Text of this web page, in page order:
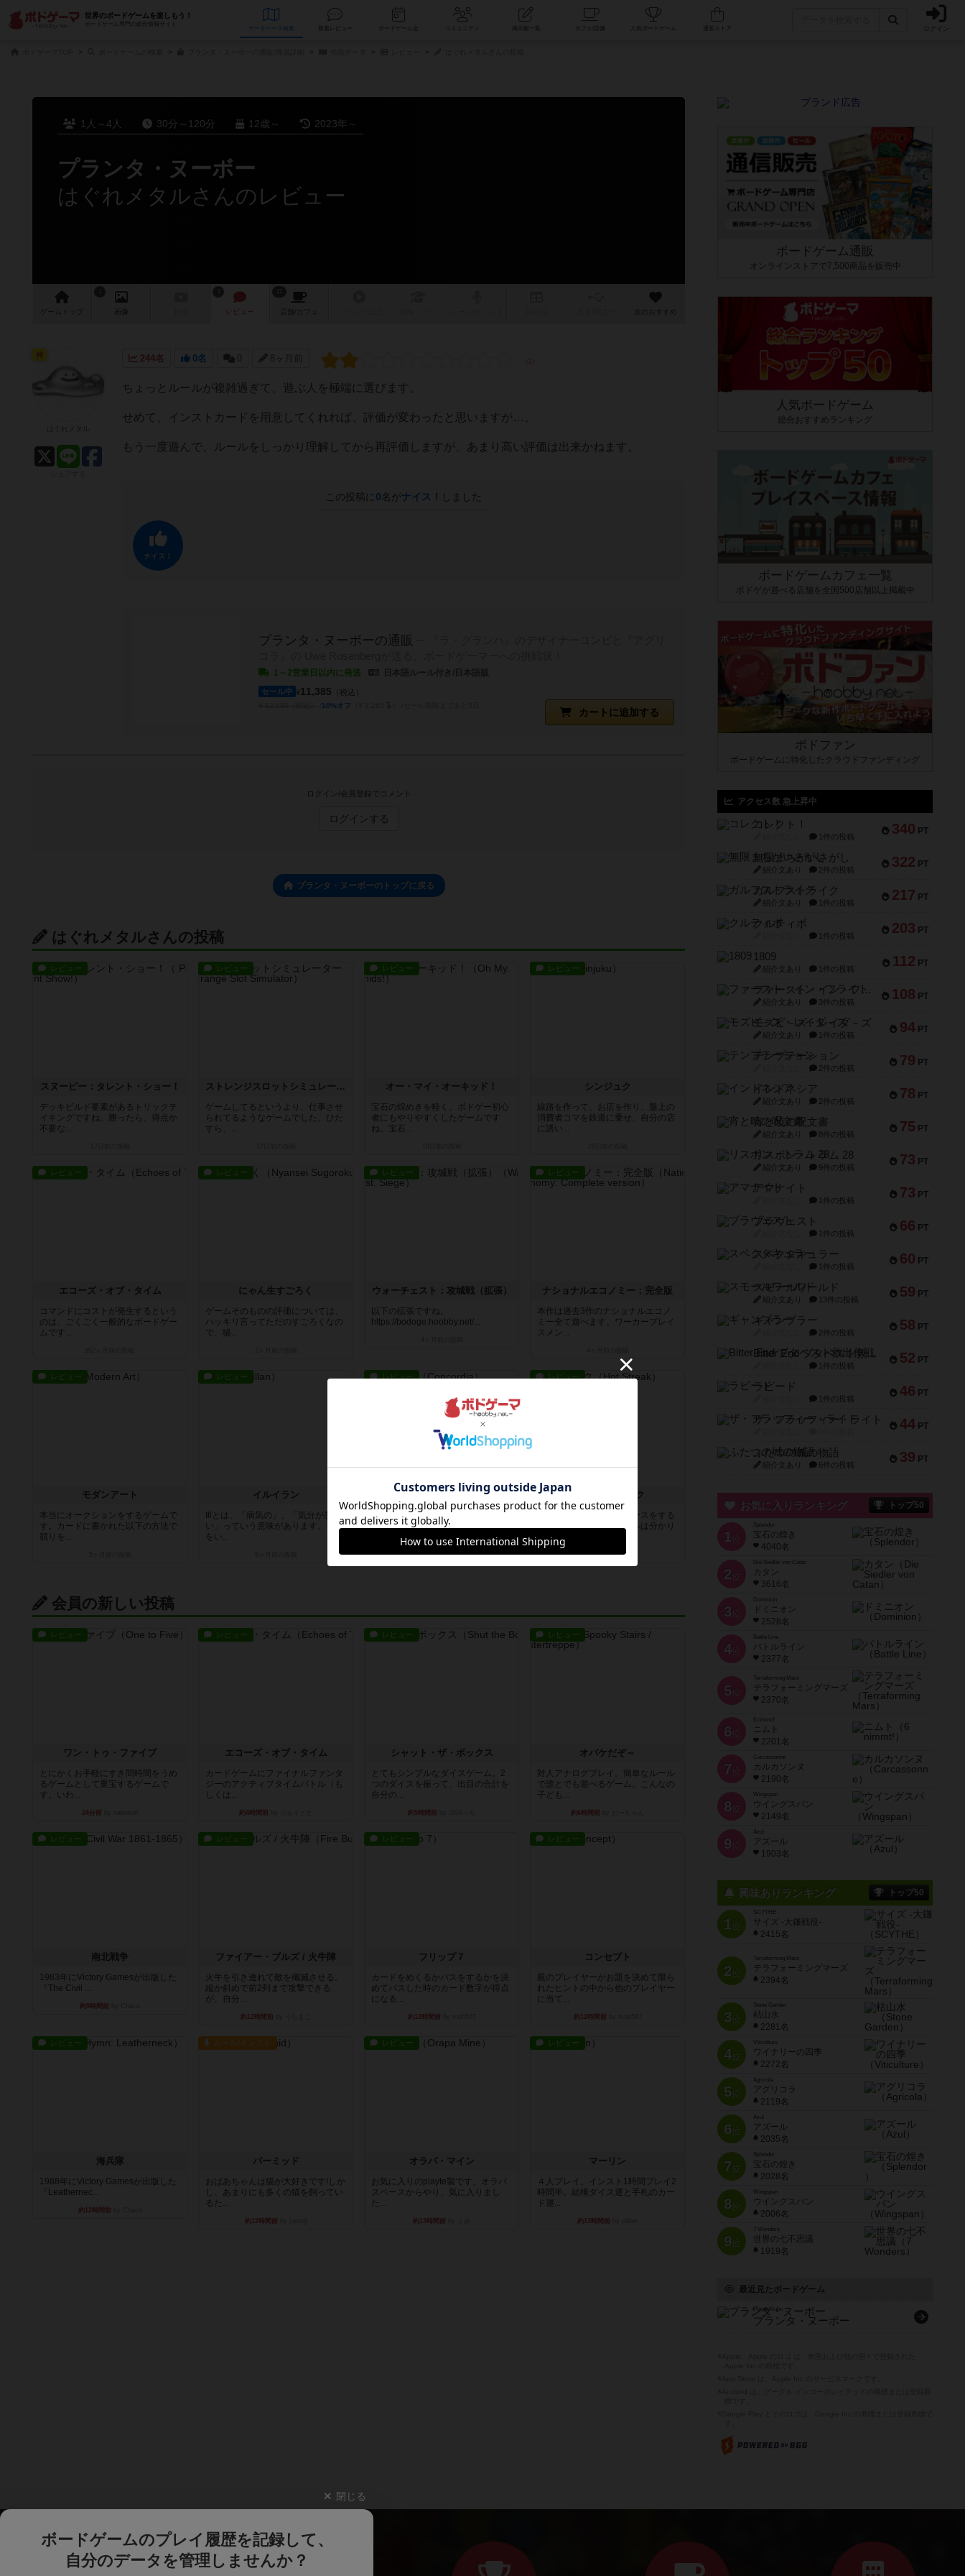
世界のボードゲームを楽しもう！
ボードゲーム専門の総合情報サイト
データベース コミュニティ 人気ボードゲーム ログイン
1人～4人 30分～120分 12歳～ 2023年～
プランタ・ヌーボー
はぐれメタルさんのレビュー
ゲーム 画像 レビュー 店舗/ カフェ 次のおすすめ
244名 0名 0 8ヶ月前
ちょっとルールが複雑過ぎて、遊ぶ人を極端に選びます。
せめて、インストカードを用意してくれれば、評価が変わったと思いますが…。
もう一度遊んで、ルールをしっかり理解してから再評価しますが、あまり高い評価は出来かねます。
この投稿に 0名がナイス！ しました
ナイス！
プランタ・ヌーボーの通販
1～2営業日以内に発送
カートに追加する
セール中 ¥11,385 （税込）
10%オフ
ログイン/会員登録でコメント
ログインする
プランタ・ヌーボーのトップに戻る
はぐれメタルさんの投稿
レビュー
スヌーピー：タレント・ショー！
デッキビルド要素があるトリックテ
イキングですね。勝ったら、得点か
不要な...
レビュー
ストレンジスロットシミュレーター
ゲームしてるというより、仕事させ
られてるようなゲームでした。ひた
すら、...
レビュー
オー・マイ・オーキッド！
宝石の煌めきを軽く、ボドゲー初心
者にもやりやすくしたゲームです
ね。宝石...
レビュー
シンジュク
線路を作って、お店を作り、盤上の
消費者コマを鉄道に乗せ、自分の店
に誘い...
レビュー
エコーズ・オブ・タイム
コマンドにコストが発生するという
のは、ごくごく一般的なボードゲー
ムです...
レビュー
にゃん生すごろく
ゲームそのものの評価については、
ハッキリ言ってただのすごろくなの
で、猫...
レビュー
ウォーチェスト：攻城戦（拡張）
以下の拡張ですね。
https://bodoge.hoobby.net/...
レビュー
ナショナルエコノミー：完全版
本作は過去3作のナショナルエコノ
ミー全て遊べます。ワーカープレイ
スメン...
レビュー
モダンアート
本当にオークションをするゲームで
す。カードに書かれた以下の方法で
競りを...
レビュー
イルイラン
Illとは、「病気の」、「気分が悪
い」っていう意味があります。それ
をい...
レビュー
コンコルディア
デッキゲームっぽいコマンド入手系
のゲームですね。人物カードがコマ
ンド用...
6ヶ月前の投稿
レビュー
ホットストリーク
着ぐるみを着た４人がレースをする
予想ゲームですが、ルールは分かり
やすく...
7ヶ月前の投稿
会員の新しい投稿
レビュー
ワン・トゥ・ファイブ
とにかくお手軽にすき間時間をうめ
るゲームとして重宝するゲームで
す。いわ...
24分前
レビュー
エコーズ・オブ・タイム
カードゲームにファイナルファンタ
ジーのアクティブタイムバトル（も
しくは...
約4時間前
レビュー
シャット・ザ・ボックス
とてもシンプルなダイスゲーム。2
つのダイスを振って、出目の合計を
自分の...
約5時間前
レビュー
オバケだぞ～
対人アナログプレイ。簡単なルール
で誰とでも遊べるゲーム。こんなの
子ども...
約6時間前
レビュー
南北戦争
1983年にVictory Gamesが出版した
『The Civil ...
約9時間前
レビュー
ファイアー・ブルズ / 火牛陣
火牛を引き連れて敵を殲滅させる。
縦か斜めで前2列まで攻撃できる
が、自分...
約12時間前
レビュー
フリップ７
カードをめくるかパスをするかを決
めてパスした時のカード数字が得点
になる...
約12時間前
レビュー
コンセプト
親のプレイヤーがお題を決めて限ら
れたヒントの中から他のプレイヤー
に当て...
約12時間前
レビュー
海兵隊
1988年にVictory Gamesが出版した
『Leathernec...
約12時間前
ルール/インスト
パーミッド
おばあちゃんは猫が大好きです!しか
し、あまりにも多くの猫を飼ってい
るた...
約12時間前
レビュー
オラパ・マイン
お気に入りのplayte製です。オラパ
スペースからやり、気に入りまし
た...
約13時間前
レビュー
マーリン
４人プレイ。インスト1時間プレイ2
時間半。結構ダイス運と手札のカー
ド運...
約13時間前
ボードゲーム通販
オンラインストアで7,500商品を販売中
人気ボードゲーム
総合おすすめランキング
ボードゲームカフェ一覧
ボドゲが遊べる店舗を全国500店舗以上掲載中
ボドファン
ボードゲームに特化したクラウドファンディング
アクセス数 急上昇中
340 PT
コレクト！
1件の投稿
322 PT
無限まちがいさがし
紹介文あり 2件の投稿
217 PT
ガルフストライク
紹介文あり 1件の投稿
203 PT
クルティボ
1件の投稿
112 PT
1809
紹介文あり 1件の投稿
108 PT
ファースト・イン・フライト
紹介文あり 3件の投稿
94 PT
モズビ－ズ・レイダ－ズ
紹介文あり 1件の投稿
79 PT
テンプテーション
2件の投稿
78 PT
インドネシア
紹介文あり 2件の投稿
75 PT
宵と暁の呪文書
紹介文あり 8件の投稿
73 PT
リスボン・トラム 28
紹介文あり 9件の投稿
73 PT
アマナイト
1件の投稿
66 PT
ブラヴェスト
1件の投稿
60 PT
スペクタキュラー
1件の投稿
59 PT
スモールワールド
紹介文あり 13件の投稿
58 PT
ギャンブラー
2件の投稿
52 PT
Bitter End ブタペスト救出作戦
1件の投稿
46 PT
ラピード
1件の投稿
44 PT
ザ・フラッフィー・ライト
39 PT
ふたつの城の物語
紹介文あり 6件の投稿
お気に入りランキング トップ50
1 位
宝石の煌き
4040名
2 位
Die Siedler von Catan
カタン
3616名
3 位
ドミニオン
2528名
4位
Battle Line
バトルライン
2377名
5 位
Terraforming Mars
テラフォーミングマーズ
2370名
6 位
ニムト
2201名
7 位
Carcassonne
カルカソンヌ
2190名
8 位
Wingspan
ウイングスパン
2149名
9 位
Azul
アズール
1903名
興味ありランキング トップ50
1位
SCYTHE
サイズ -大鎌戦役-
2415名
2位
Terraforming Mars
テラフォーミングマーズ
2394名
3位
Stone Garden
枯山水
2281名
4位
Viticulture
ワイナリーの四季
2272名
5位
Agricola
アグリコラ
2119名
6位
Azul
アズール
2035名
7位
宝石の煌き
2028名
8位
Wingspan
ウイングスパン
2006名
9位
7 Wonders
世界の七不思議
1919名
最近見たボードゲーム
Planta Nubo
プランタ・ヌーボー
閉じる
ボードゲームのプレイ履歴を記録して、
自分のデータを管理しませんか？